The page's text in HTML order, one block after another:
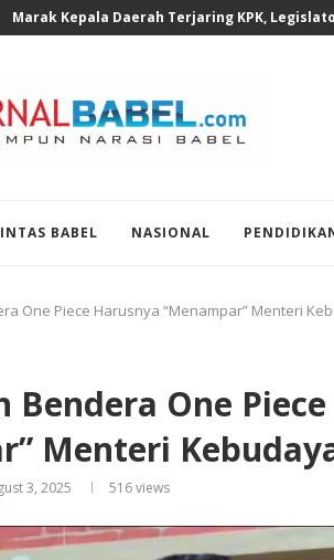
Legislator Gerindra Tinjau SRT 1 Deli
BABEL NASIONAL
One Piece Harusnya “Menampar” Menteri
Bendera One
Menteri
3, 2025 516views